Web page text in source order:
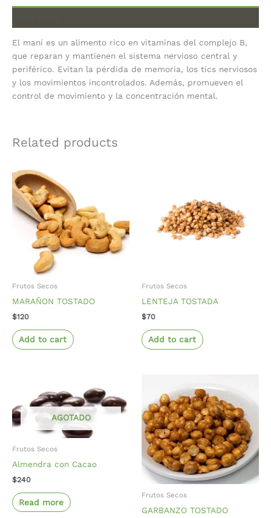
El maní es un alimento rico en vitaminas del complejo B,
que reparan y mantienen el sistema nervioso central y
periférico. Evitan la pérdida de memoria, los tics nerviosos
y los movimientos incontrolados. Además, promueven el
control de movimiento y la concentración mental.
Related products
Frutos Secos
MARAÑON TOSTADO
$120
Add to cart
Frutos Secos
LENTEJA TOSTADA
$70
Add to cart
AGOTADO
Frutos Secos
Almendra con Cacao
$240
Read more
Frutos Secos
GARBANZO TOSTADO